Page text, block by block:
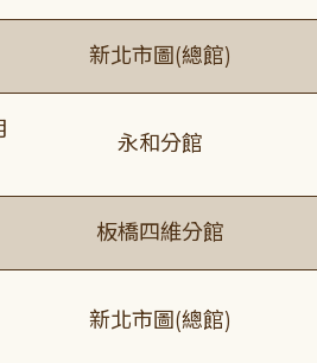
新北市圖(總館)
永和分館
板橋四維分館
新北市圖(總館)